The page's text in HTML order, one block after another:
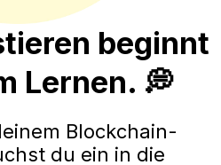
beginnt
Lernen. 💭
Blockchain-
du ein in die